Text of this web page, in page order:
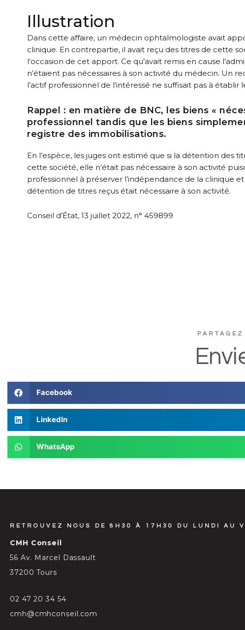
Illustration
Dans cette affaire, un médecin ophtalmologiste avait
clinique. En contrepartie, il avait reçu des titres de cette
l’occasion de cet apport. Ce qu’avait remis en cause
n’étaient pas nécessaires à son activité du médecin. Un
l’actif professionnel de l’intéressé ne suffisait pas à
Rappel : en matière de BNC, les biens «
professionnel tandis que les biens
registre des immobilisations.
En l’espèce, les juges ont estimé que si la détention des
cette société, elle n’était pas nécessaire à son activité
professionnel à préserver l’indépendance de la clinique
détention de titres reçus était nécessaire à son activité.
Conseil d’État, 13 juillet 2022, n° 459899
Facebook
LinkedIn
WhatsApp
RETROUVEZ NOUS DE 8H30 À 17H30 DU LUNDI AU
CMH Conseil
56 Av. Marcel Dassault
37200 Tours
02 47 20 34 54
cmh@cmhconseil.com